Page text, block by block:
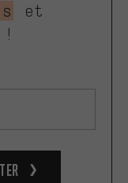
et
!